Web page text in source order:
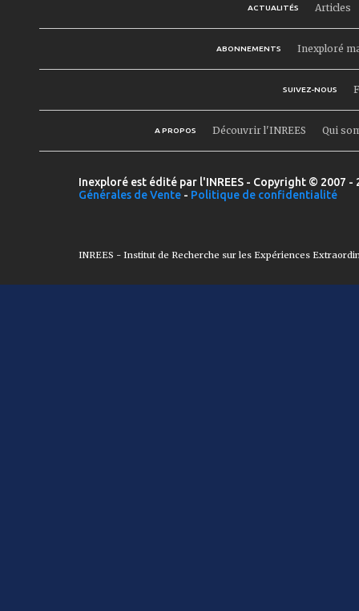
ACTUALITÉS Articles
ABONNEMENTS Inexploré
SUIVEZ-NOUS
A PROPOS Découvrir l'INREES Qui
Inexploré est édité par l'INREES - Copyright © 2007
Générales de Vente - Politique de confidentialité
INREES - Institut de Recherche sur les Expériences